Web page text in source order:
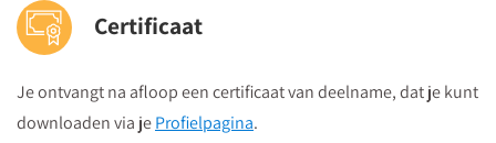
Je volgt vanuit Utrecht Centraal Station de bewegwijzeringborden
vervolgens vanuit winkelcentrum "Hoog Catharijne" volgt u de
borden "Vredenburg".
Certificaat
Je ontvangt na afloop een certificaat van deelname, dat je kunt
downloaden via jeProfielpagina.